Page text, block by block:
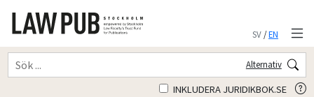
SV/EN
Alternativ
INKLUDERA JURIDIKBOK.SE